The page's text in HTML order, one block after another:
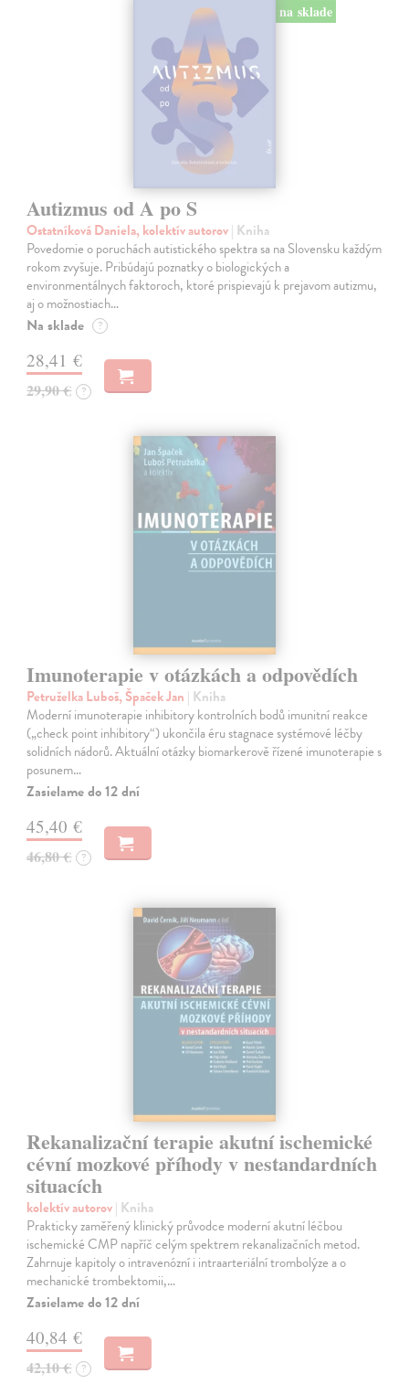
na sklade
Autizmus od A po S
Ostatníková Daniela, kolektív autorov| Kniha
Povedomie o poruchách autistického spektra sa na Slovensku každým
rokom zvyšuje. Pribúdajú poznatky o biologických a
environmentálnych faktoroch, ktoré prispievajú k prejavom autizmu,
aj o možnostiach…
Na sklade ?
28,41 €
29,90 € ?
Imunoterapie v otázkách a odpovědích
Petruželka Luboš, Špaček Jan | Kniha
Moderní imunoterapie inhibitory kontrolních bodů imunitní reakce
(„check point inhibitory“) ukončila éru stagnace systémové léčby
solidních nádorů. Aktuální otázky biomarkerově řízené imunoterapie s
posunem…
Zasielame do 12 dní
45,40 €
46,80 € ?
Rekanalizační terapie akutní ischemické
cévní mozkové příhody v nestandardních
situacích
kolektív autorov| Kniha
Prakticky zaměřený klinický průvodce moderní akutní léčbou
ischemické CMP napříč celým spektrem rekanalizačních metod.
Zahrnuje kapitoly o intravenózní i intraarteriální trombolýze a o
mechanické trombektomii,…
Zasielame do 12 dní
40,84 €
42,10 € ?